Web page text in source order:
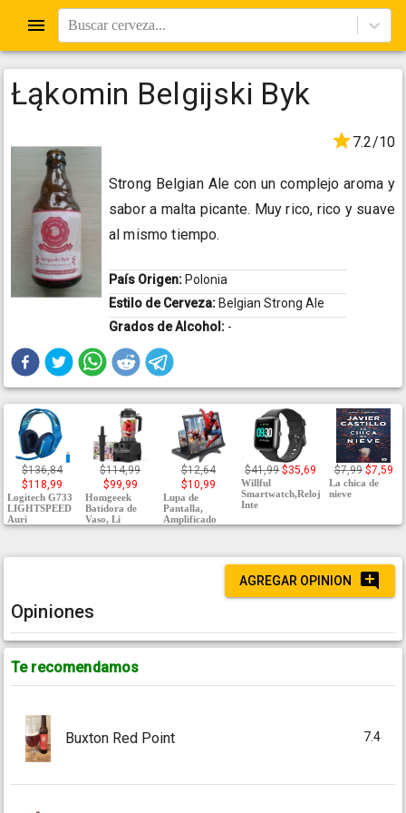
Buscar cerveza...
Łąkomin Belgijski Byk
7.2/10
Strong Belgian Ale con un complejo aroma y
sabor a malta picante. Muy rico, rico y suave
al mismo tiempo.
País Origen: Polonia
Estilo de Cerveza: Belgian Strong Ale
Grados de Alcohol: -
$136,84
$118,99
Logitech G733
LIGHTSPEED
Auri
$114,99
$99,99
Homgeeek
Batidora de
Vaso, Li
$12,64
$10,99
Lupa de
Pantalla,
Amplificado
$41,99 $35,69
Willful
Smartwatch,Reloj
Inte
$7,99 $7,59
La chica de
nieve
AGREGAR OPINION
Opiniones
Te recomendamos
Buxton Red Point 7.4